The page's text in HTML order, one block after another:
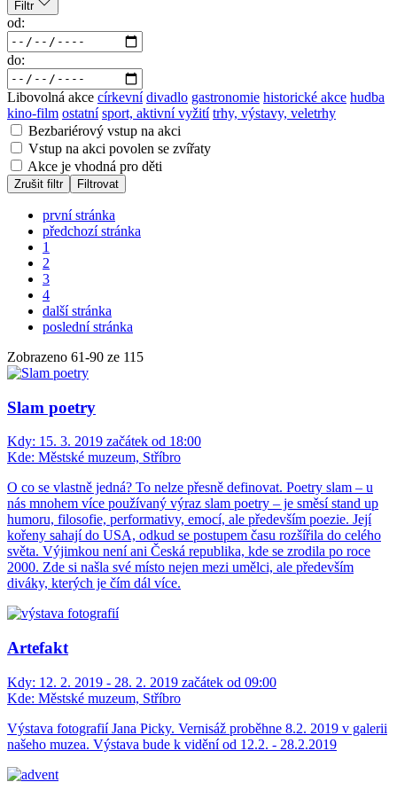
Filtr
od:
do:
Libovolná akce církevní divadlo gastronomie historické akce hudba
kino-film ostatní sport, aktivní vyžití trhy, výstavy, veletrhy
Bezbariérový vstup na akci
Vstup na akci povolen se zvířaty
Akce je vhodná pro děti
Zrušit filtr Filtrovat
první stránka
předchozí stránka
1
2
3
4
další stránka
poslední stránka
Zobrazeno 61-90 ze 115
Slam poetry
Kdy: 15. 3. 2019 začátek od 18:00
Kde: Městské muzeum, Stříbro
O co se vlastně jedná? To nelze přesně definovat. Poetry slam – u
nás mnohem více používaný výraz slam poetry – je směsí stand up
humoru, filosofie, performativy, emocí, ale především poezie. Její
kořeny sahají do USA, odkud se postupem času rozšířila do celého
světa. Výjimkou není ani Česká republika, kde se zrodila po roce
2000. Zde si našla své místo nejen mezi umělci, ale především
diváky, kterých je čím dál více.
Artefakt
Kdy: 12. 2. 2019 - 28. 2. 2019 začátek od 09:00
Kde: Městské muzeum, Stříbro
Výstava fotografií Jana Picky. Vernisáž proběhne 8.2. 2019 v galerii
našeho muzea. Výstava bude k vidění od 12.2. - 28.2.2019